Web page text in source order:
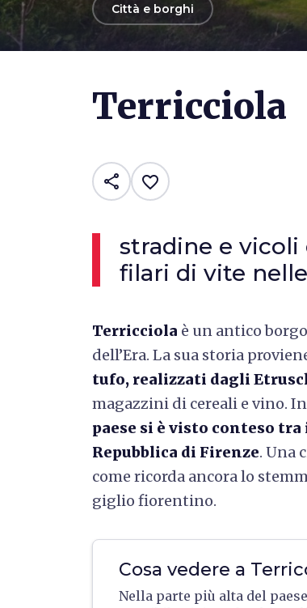
arrow_backCittà e borghi
Terricciola
share favorite_border
stradine e
filari di vite
Terricciola è un antico
dell’Era. La sua storia
tufo, realizzati dagli
magazzini di cereali e vino.
paese si è visto conteso tra
Repubblica di Firenze. Una
come ricorda ancora lo
giglio fiorentino.
Cosa vedere a
Nella parte più alta del